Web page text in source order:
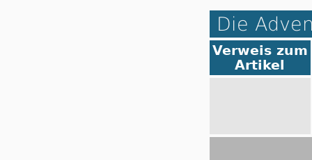
Die
Verweis zum
Artikel